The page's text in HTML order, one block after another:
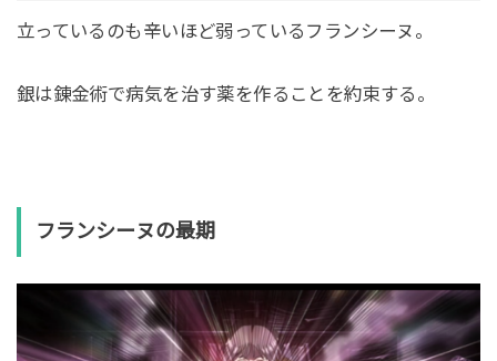
立っているのも辛いほど弱っているフランシーヌ。
銀は錬金術で病気を治す薬を作ることを約束する。
フランシーヌの最期